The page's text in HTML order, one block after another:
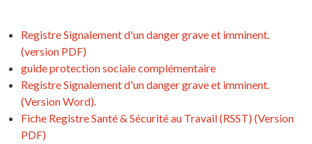
Registre Signalement d'un danger grave et imminent.
(version PDF)
guide protection sociale complémentaire
Registre Signalement d'un danger grave et imminent.
(Version Word).
Fiche Registre Santé & Sécurité au Travail (RSST) (Version
PDF)